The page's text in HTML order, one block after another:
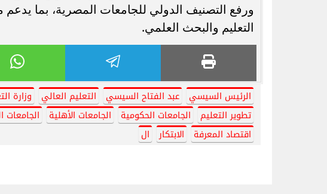
ورفع التصنيف الدولي للجامعات المصرية، بما
التعليم والبحث العلمي.
الرئيس السيسي عبد الفتاح السيسي التعليم العالي وزارة
تطوير التعليم
الجامعات الحكومية الجامعات الأهلية الجامعات
اقتصاد المعرفة
الابتكار ال